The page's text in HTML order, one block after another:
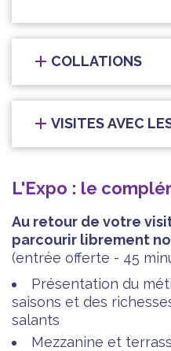
COLLATIONS
VISITES AVEC
L'Expo : le
Au retour de votre
parcourir librement
(entrée offerte - 45
Présentation du
saisons et des
salants
Mezzanine et